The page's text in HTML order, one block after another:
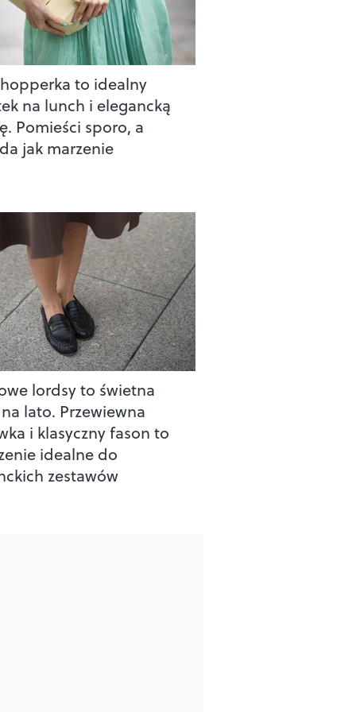
to idealny
na lunch i elegancką
Pomieści sporo, a
jak marzenie
lordsy to świetna
lato. Przewiewna
i klasyczny fason to
idealne do
zestawów